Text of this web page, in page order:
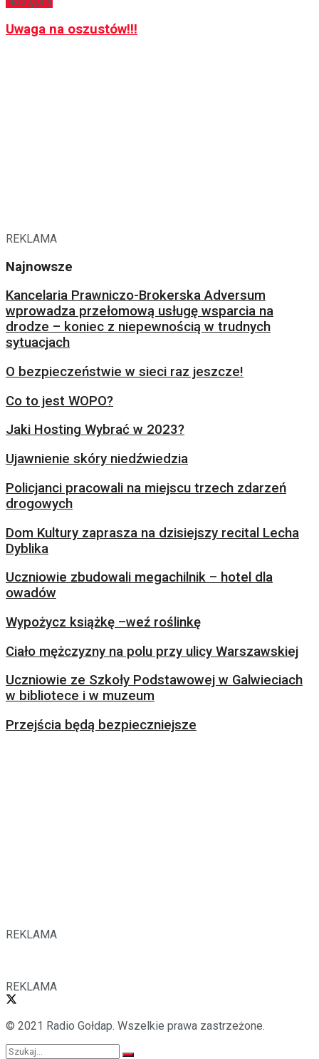
Uwaga na oszustów!!!
REKLAMA
Najnowsze
Kancelaria Prawniczo-Brokerska Adversum
wprowadza przełomową usługę wsparcia na
drodze – koniec z niepewnością w trudnych
sytuacjach
O bezpieczeństwie w sieci raz jeszcze!
Co to jest WOPO?
Jaki Hosting Wybrać w 2023?
Ujawnienie skóry niedźwiedzia
Policjanci pracowali na miejscu trzech zdarzeń
drogowych
Dom Kultury zaprasza na dzisiejszy recital Lecha
Dyblika
Uczniowie zbudowali megachilnik – hotel dla
owadów
Wypożycz książkę –weź roślinkę
Ciało mężczyzny na polu przy ulicy Warszawskiej
Uczniowie ze Szkoły Podstawowej w Galwieciach
w bibliotece i w muzeum
Przejścia będą bezpieczniejsze
REKLAMA
REKLAMA
© 2021 Radio Gołdap. Wszelkie prawa zastrzeżone.